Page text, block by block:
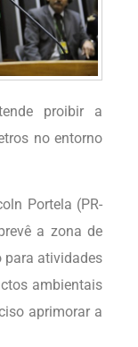
proibir a
no entorno
Portela (PR-
a zona de
para atividades
ambientais
aprimorar a